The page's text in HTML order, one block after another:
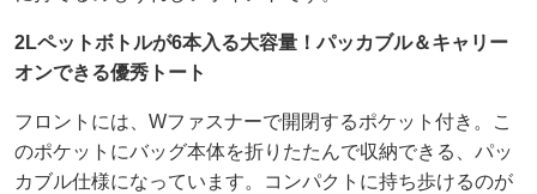
2Lペットボトルが6本入る大容量！パッカブル＆キャリー
オンできる優秀トート
フロントには、Wファスナーで開閉するポケット付き。こ
のポケットにバッグ本体を折りたたんで収納できる、パッ
カブル仕様になっています。コンパクトに持ち歩けるのが